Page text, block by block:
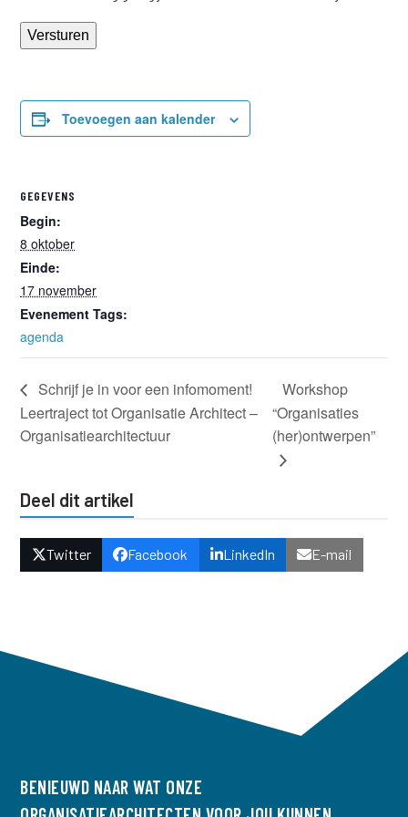
Versturen
Toevoegen aan kalender
GEGEVENS
Begin:
8 oktober
Einde:
17 november
Evenement Tags:
agenda
Schrijf je in voor een infomoment!
Leertraject tot Organisatie Architect –
Organisatiearchitectuur
Workshop
“Organisaties
(her)ontwerpen”
Deel dit artikel
Twitter Facebook LinkedIn E-mail
BENIEUWD NAAR WAT ONZE